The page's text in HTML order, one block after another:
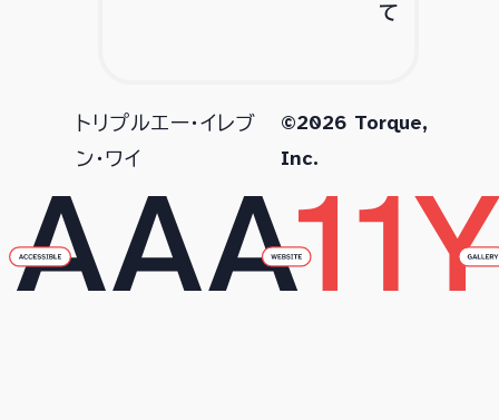
て
トリプルエー・イレブ
ン・ワイ
©2026 Torque,
Inc.